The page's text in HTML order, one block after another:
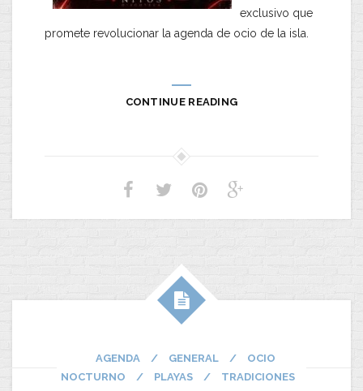
exclusivo que
promete revolucionar la agenda de ocio de la isla.
CONTINUE READING
AGENDA / GENERAL /
OCIO
NOCTURNO
/ PLAYAS / TRADICIONES